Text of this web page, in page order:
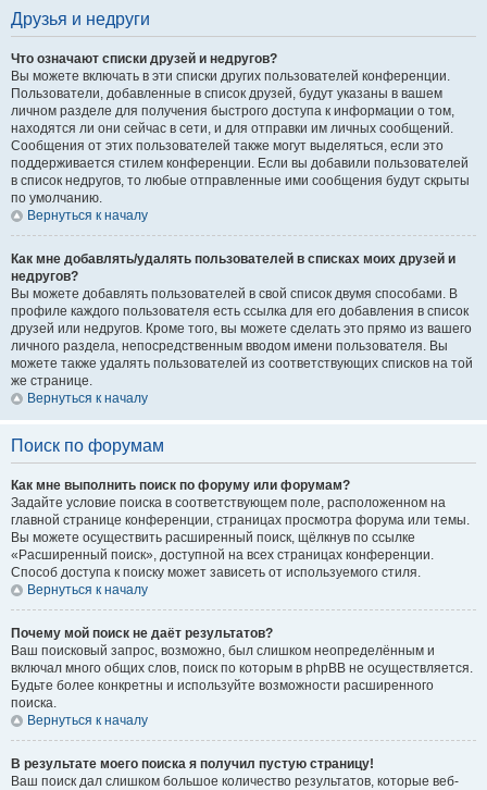
Друзья и недруги
Что означают списки друзей и недругов?
Вы можете включать в эти списки других пользователей конференции.
Пользователи, добавленные в список друзей, будут указаны в вашем
личном разделе для получения быстрого доступа к информации о том,
находятся ли они сейчас в сети, и для отправки им личных сообщений.
Сообщения от этих пользователей также могут выделяться, если это
поддерживается стилем конференции. Если вы добавили пользователей
в список недругов, то любые отправленные ими сообщения будут скрыты
по умолчанию.
Вернуться к началу
Как мне добавлять/удалять пользователей в списках моих друзей и
недругов?
Вы можете добавлять пользователей в свой список двумя способами. В
профиле каждого пользователя есть ссылка для его добавления в список
друзей или недругов. Кроме того, вы можете сделать это прямо из вашего
личного раздела, непосредственным вводом имени пользователя. Вы
можете также удалять пользователей из соответствующих списков на той
же странице.
Вернуться к началу
Поиск по форумам
Как мне выполнить поиск по форуму или форумам?
Задайте условие поиска в соответствующем поле, расположенном на
главной странице конференции, страницах просмотра форума или темы.
Вы можете осуществить расширенный поиск, щёлкнув по ссылке
«Расширенный поиск», доступной на всех страницах конференции.
Способ доступа к поиску может зависеть от используемого стиля.
Вернуться к началу
Почему мой поиск не даёт результатов?
Ваш поисковый запрос, возможно, был слишком неопределённым и
включал много общих слов, поиск по которым в phpBB не осуществляется.
Будьте более конкретны и используйте возможности расширенного
поиска.
Вернуться к началу
В результате моего поиска я получил пустую страницу!
Ваш поиск дал слишком большое количество результатов, которые веб-